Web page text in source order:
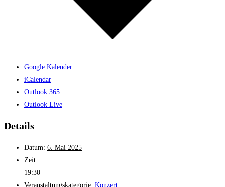
Google Kalender
iCalendar
Outlook 365
Outlook Live
Details
Datum: 6. Mai 2025
Zeit:
19:30
Veranstaltungskategorie: Konzert